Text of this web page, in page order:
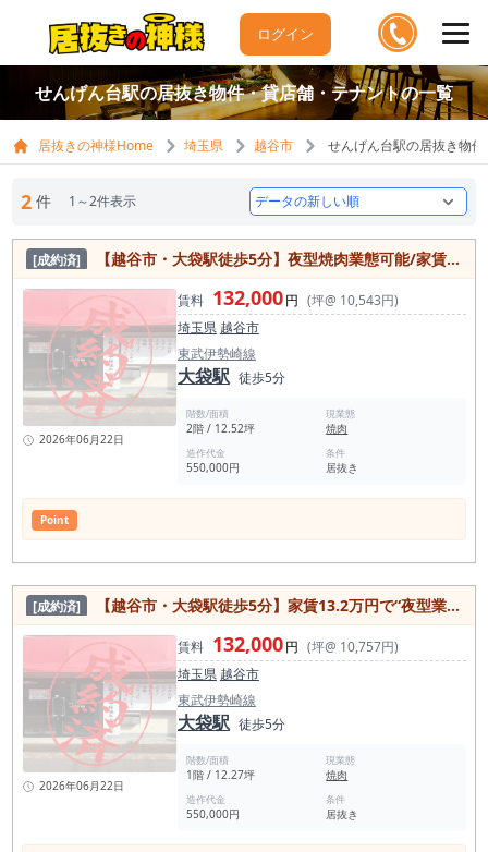
ログイン
せんげん台駅の居抜き物件・貸店舗・テナントの一覧
居抜きの神様Home 埼玉県 越谷市 せんげん台駅の居抜き物
2 件 1～2件表示
[成約済] 【越谷市・大袋駅徒歩5分】夜型焼肉業態可能/家賃13.2万円
2026年06月22日
賃料 132,000円 (坪@ 10,543円)
埼玉県 越谷市
東武伊勢崎線
大袋駅 徒歩5分
階数/面積
2階 / 12.52坪
現業態
焼肉
造作代金
550,000円
条件
居抜き
Point
[成約済] 【越谷市・大袋駅徒歩5分】家賃13.2万円で“夜型業態が成立”する路面焼肉居抜き物件
2026年06月22日
賃料 132,000円 (坪@ 10,757円)
埼玉県 越谷市
東武伊勢崎線
大袋駅 徒歩5分
階数/面積
1階 / 12.27坪
現業態
焼肉
造作代金
550,000円
条件
居抜き